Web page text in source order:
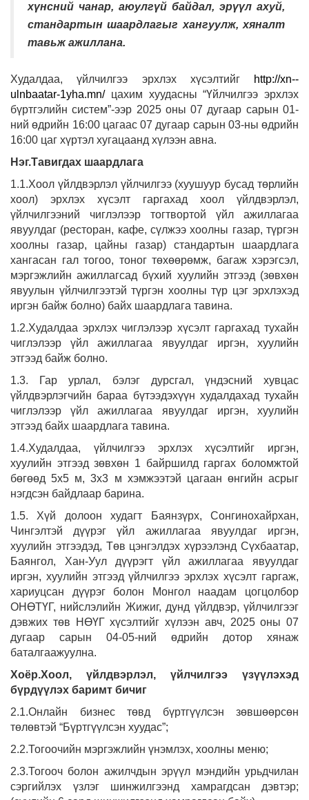
хүнсний чанар, аюулгүй байдал, эрүүл ахуй,
стандартын шаардлагыг хангуулж, хяналт
тавьж ажиллана.
Худалдаа, үйлчилгээ эрхлэх хүсэлтийг
http://xn--
ulnbaatar-1yha.mn/цахим хуудасны “Үйлчилгээ эрхлэх
бүртгэлийн систем”-ээр 2025 оны 07 дугаар сарын 01-
ний өдрийн 16:00 цагаас 07 дугаар сарын 03-ны өдрийн
16:00 цаг хүртэл хугацаанд хүлээн авна.
Нэг.Тавигдах шаардлага
1.1.Хоол үйлдвэрлэл үйлчилгээ (хуушуур бусад төрлийн
хоол) эрхлэх хүсэлт гаргахад хоол үйлдвэрлэл,
үйлчилгээний чиглэлээр тогтвортой үйл ажиллагаа
явуулдаг (ресторан, кафе, сүлжээ хоолны газар, түргэн
хоолны газар, цайны газар) стандартын шаардлага
хангасан гал тогоо, тоног төхөөрөмж, багаж хэрэгсэл,
мэргэжлийн ажиллагсад бүхий хуулийн этгээд (зөвхөн
явуулын үйлчилгээтэй түргэн хоолны түр цэг эрхлэхэд
иргэн байж болно) байх шаардлага тавина.
1.2.Худалдаа эрхлэх чиглэлээр хүсэлт гаргахад тухайн
чиглэлээр үйл ажиллагаа явуулдаг иргэн, хуулийн
этгээд байж болно.
1.3. Гар урлал, бэлэг дурсгал, үндэсний хувцас
үйлдвэрлэгчийн бараа бүтээдэхүүн худалдахад тухайн
чиглэлээр үйл ажиллагаа явуулдаг иргэн, хуулийн
этгээд байх шаардлага тавина.
1.4.Худалдаа, үйлчилгээ эрхлэх хүсэлтийг иргэн,
хуулийн этгээд зөвхөн 1 байршилд гаргах боломжтой
бөгөөд 5х5 м, 3х3 м хэмжээтэй цагаан өнгийн асрыг
нэгдсэн байдлаар барина.
1.5. Хүй долоон худагт Баянзүрх, Сонгинохайрхан,
Чингэлтэй дүүрэг үйл ажиллагаа явуулдаг иргэн,
хуулийн этгээдэд, Төв цэнгэлдэх хүрээлэнд Сүхбаатар,
Баянгол, Хан-Уул дүүрэгт үйл ажиллагаа явуулдаг
иргэн, хуулийн этгээд үйлчилгээ эрхлэх хүсэлт гаргаж,
хариуцсан дүүрэг болон Монгол наадам цогцолбор
ОНӨТҮГ, нийслэлийн Жижиг, дунд үйлдвэр, үйлчилгээг
дэвжих төв НӨҮГ хүсэлтийг хүлээн авч, 2025 оны 07
дугаар сарын 04-05-ний өдрийн дотор хянаж
баталгаажуулна.
Хоёр.Хоол, үйлдвэрлэл, үйлчилгээ үзүүлэхэд
бүрдүүлэх баримт бичиг
2.1.Онлайн бизнес төвд бүртгүүлсэн зөвшөөрсөн
төлөвтэй “Бүртгүүлсэн хуудас”;
2.2.Тогоочийн мэргэжлийн үнэмлэх, хоолны меню;
2.3.Тогооч болон ажилчдын эрүүл мэндийн урьдчилан
сэргийлэх үзлэг шинжилгээнд хамрагдсан дэвтэр;